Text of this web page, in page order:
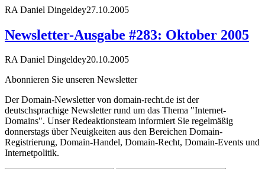
RA Daniel Dingeldey27.10.2005
Newsletter-Ausgabe #283: Oktober 2005
RA Daniel Dingeldey20.10.2005
Abonnieren Sie unseren Newsletter
Der Domain-Newsletter von domain-recht.de ist der
deutschsprachige Newsletter rund um das Thema "Internet-
Domains". Unser Redeaktionsteam informiert Sie regelmäßig
donnerstags über Neuigkeiten aus den Bereichen Domain-
Registrierung, Domain-Handel, Domain-Recht, Domain-Events und
Internetpolitik.